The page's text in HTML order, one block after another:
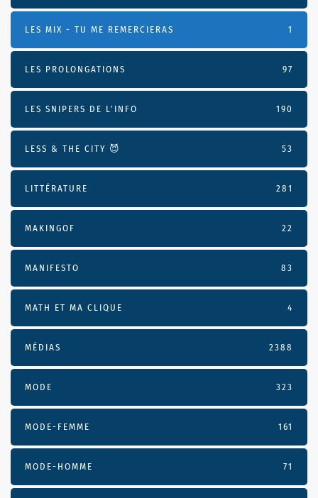
LES MIX - TU ME REMERCIERAS 1
LES PROLONGATIONS 97
LES SNIPERS DE L’INFO 190
LESS & THE CITY 😈 53
LITTÉRATURE 281
MAKINGOF 22
MANIFESTO 83
MATH ET MA CLIQUE 4
MÉDIAS 2388
MODE 323
MODE-FEMME 161
MODE-HOMME 71